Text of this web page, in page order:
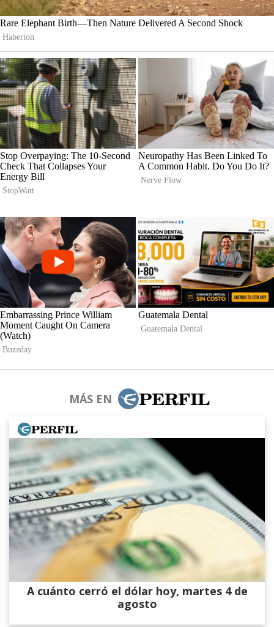
MÁS EN
A cuánto cerró el dólar hoy, martes 4 de
agosto